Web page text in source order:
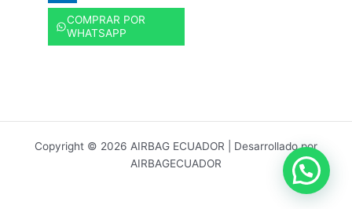
COMPRAR POR
WHATSAPP
Copyright © 2026 AIRBAG ECUADOR | Desarrollado por
AIRBAGECUADOR